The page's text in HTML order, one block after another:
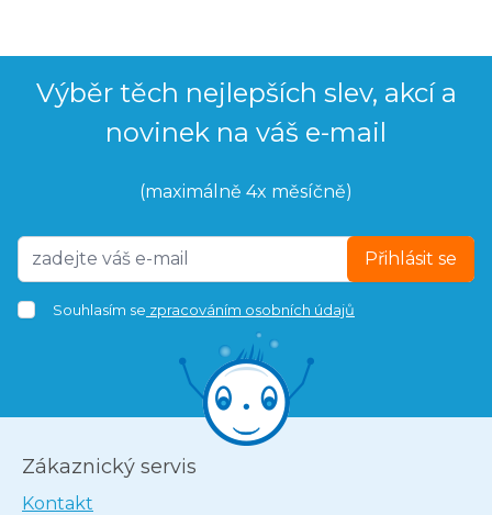
Výběr těch nejlepších slev, akcí a
novinek na váš e-mail
(maximálně 4x měsíčně)
Přihlásit se
Souhlasím se zpracováním osobních údajů
Zákaznický servis
Kontakt